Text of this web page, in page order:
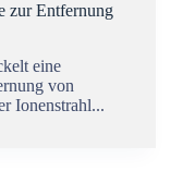
zur Entfernung
eine
von
Ionenstrahl...